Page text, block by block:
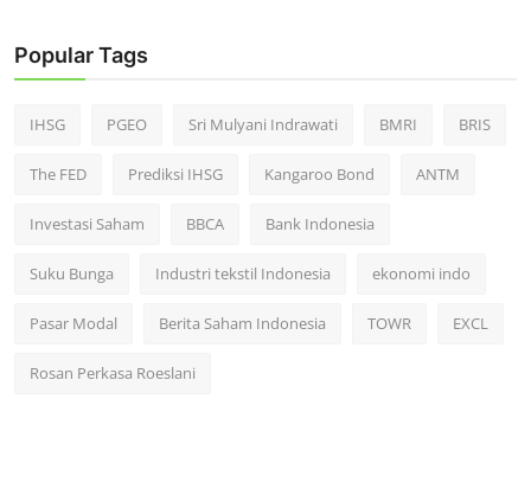
Popular Tags
IHSG PGEO Sri Mulyani Indrawati BMRI BRIS
The FED Prediksi IHSG Kangaroo Bond ANTM
Investasi Saham BBCA Bank Indonesia
Suku Bunga Industri tekstil Indonesia ekonomi indo
Pasar Modal Berita Saham Indonesia TOWR EXCL
Rosan Perkasa Roeslani